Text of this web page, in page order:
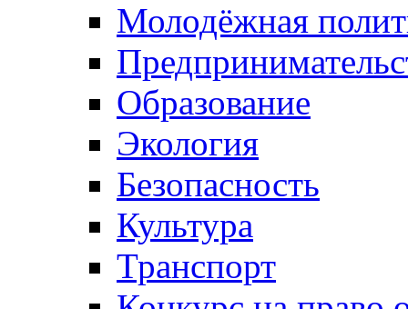
Молодёжная
Образование
Экология
Безопасность
Культура
Транспорт